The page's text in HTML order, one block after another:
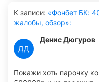
примеру ставку по
Швейцарии. Чтобы все
такому самому
подряд снял по
достаточно чтобы
ранее я уже отправлял
еще и карту отправлял.
личном айфоне за
К записи: «Фонбет БК:
жалобы, обзор»:
ДД
Денис Дюгуров
Покажи хоть парочку